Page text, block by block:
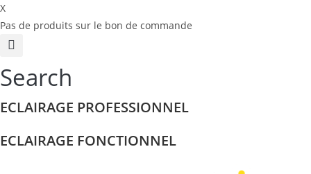
X
Pas de produits sur le bon de commande
Search
ECLAIRAGE PROFESSIONNEL
ECLAIRAGE FONCTIONNEL